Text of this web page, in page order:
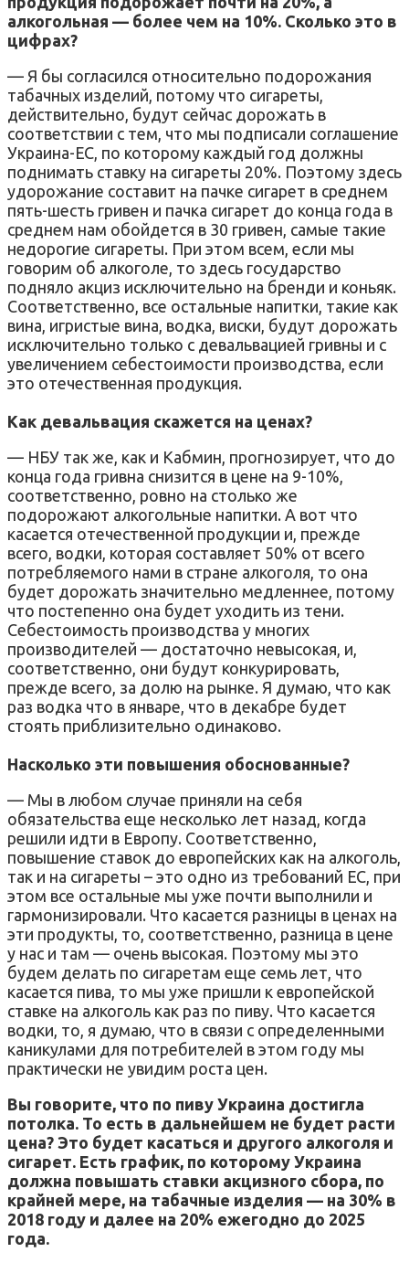
алкогольная — более чем на 10%. Сколько это в
цифрах?
— Я бы согласился относительно подорожания
табачных изделий, потому что сигареты,
действительно, будут сейчас дорожать в
соответствии с тем, что мы подписали соглашение
Украина-ЕС, по которому каждый год должны
поднимать ставку на сигареты 20%. Поэтому здесь
удорожание составит на пачке сигарет в среднем
пять-шесть гривен и пачка сигарет до конца года в
среднем нам обойдется в 30 гривен, самые такие
недорогие сигареты. При этом всем, если мы
говорим об алкоголе, то здесь государство
подняло акциз исключительно на бренди и коньяк.
Соответственно, все остальные напитки, такие как
вина, игристые вина, водка, виски, будут дорожать
исключительно только с девальвацией гривны и с
увеличением себестоимости производства, если
это отечественная продукция.
Как девальвация скажется на ценах?
— НБУ так же, как и Кабмин, прогнозирует, что до
конца года гривна снизится в цене на 9-10%,
соответственно, ровно на столько же
подорожают алкогольные напитки. А вот что
касается отечественной продукции и, прежде
всего, водки, которая составляет 50% от всего
потребляемого нами в стране алкоголя, то она
будет дорожать значительно медленнее, потому
что постепенно она будет уходить из тени.
Себестоимость производства у многих
производителей — достаточно невысокая, и,
соответственно, они будут конкурировать,
прежде всего, за долю на рынке. Я думаю, что как
раз водка что в январе, что в декабре будет
стоять приблизительно одинаково.
Насколько эти повышения обоснованные?
— Мы в любом случае приняли на себя
обязательства еще несколько лет назад, когда
решили идти в Европу. Соответственно,
повышение ставок до европейских как на алкоголь,
так и на сигареты – это одно из требований ЕС, при
этом все остальные мы уже почти выполнили и
гармонизировали. Что касается разницы в ценах на
эти продукты, то, соответственно, разница в цене
у нас и там — очень высокая. Поэтому мы это
будем делать по сигаретам еще семь лет, что
касается пива, то мы уже пришли к европейской
ставке на алкоголь как раз по пиву. Что касается
водки, то, я думаю, что в связи с определенными
каникулами для потребителей в этом году мы
практически не увидим роста цен.
Вы говорите, что по пиву Украина достигла
потолка. То есть в дальнейшем не будет расти
цена? Это будет касаться и другого алкоголя и
сигарет. Есть график, по которому Украина
должна повышать ставки акцизного сбора, по
крайней мере, на табачные изделия — на 30% в
2018 году и далее на 20% ежегодно до 2025
года.